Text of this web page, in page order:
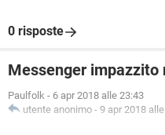
0 risposte
Messenger
Paulfolk - 6 apr 2018 alle 23:43
utente anonimo - 9 apr 2018